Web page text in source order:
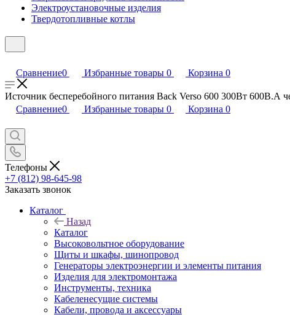
Электроустановочные изделия
Твердотопливные котлы
Сравнение0 Избранные товары 0 Корзина 0
Источник бесперебойного питания Back Verso 600 300Вт 600В.А
Сравнение0 Избранные товары 0 Корзина 0
Телефоны
+7 (812) 98-645-98
Заказать звонок
Каталог
Назад
Каталог
Высоковольтное оборудование
Щиты и шкафы, шинопровод
Генераторы электроэнергии и элементы питания
Изделия для электромонтажа
Инструменты, техника
Кабеленесущие системы
Кабели, провода и аксессуары